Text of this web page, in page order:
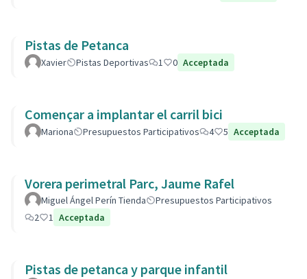
Pistas de Petanca
Xavier Pistas Deportivas 1 0 Acceptada
Començar a implantar el carril bici
Mariona Presupuestos Participativos 4 5 Acceptada
Vorera perimetral Parc, Jaume Rafel
Miguel Ángel Perín Tienda
Presupuestos Participativos
2
1 Acceptada
Pistas de petanca y parque infantil